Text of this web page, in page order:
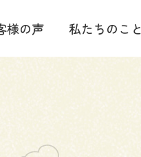
様の声 私たちのこと